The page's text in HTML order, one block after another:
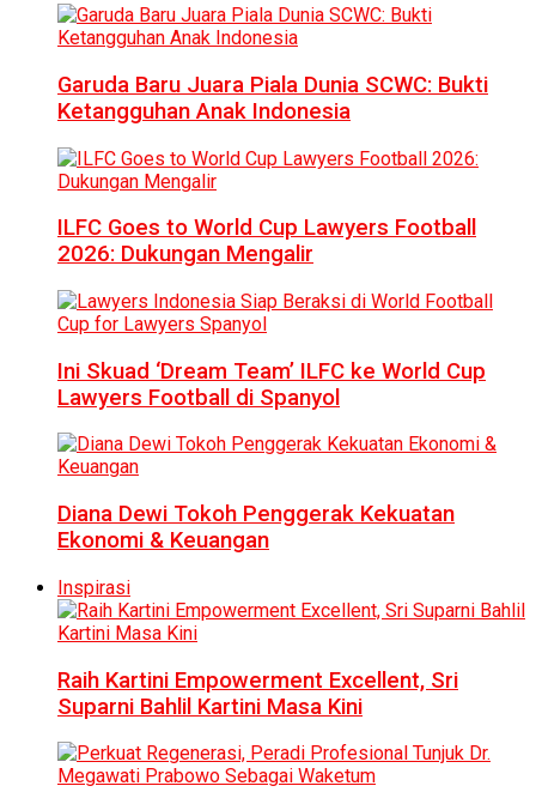
Garuda Baru Juara Piala Dunia SCWC: Bukti
Ketangguhan Anak Indonesia
ILFC Goes to World Cup Lawyers Football
2026: Dukungan Mengalir
Ini Skuad ‘Dream Team’ ILFC ke World Cup
Lawyers Football di Spanyol
Diana Dewi Tokoh Penggerak Kekuatan
Ekonomi & Keuangan
Inspirasi
Raih Kartini Empowerment Excellent, Sri
Suparni Bahlil Kartini Masa Kini